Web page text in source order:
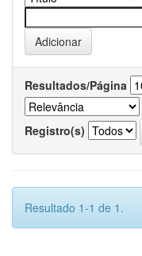
Resultados/Página
Registro(s)
Resultado 1-1 de 1.